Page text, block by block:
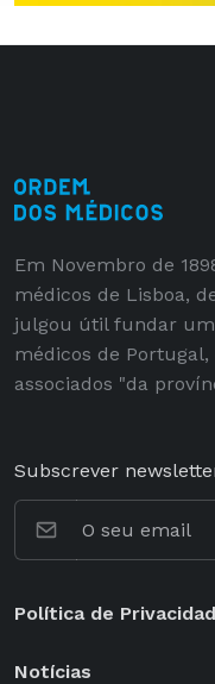
Em Novembro de
médicos de Lisboa,
julgou útil fundar
médicos de
associados "da
Subscrever
Política de
Notícias